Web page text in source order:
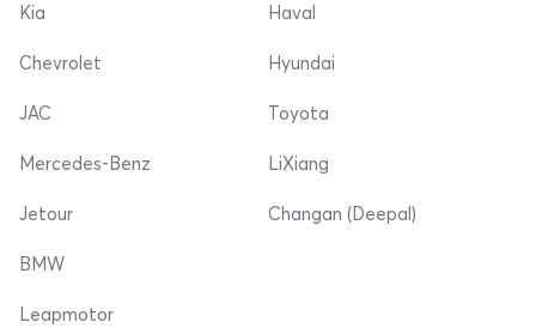
Kia
Chevrolet
Haval
Hyundai
JAC
Mercedes-Benz
Jetour
Toyota
LiXiang
Changan (Deepal)
BMW
Leapmotor